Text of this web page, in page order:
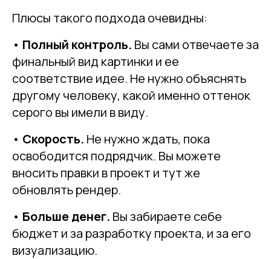
Плюсы такого подхода очевидны:
• Полный контроль. Вы сами отвечаете за
финальный вид картинки и ее
соответствие идее. Не нужно объяснять
другому человеку, какой именно оттенок
серого вы имели в виду.
• Скорость. Не нужно ждать, пока
освободится подрядчик. Вы можете
вносить правки в проект и тут же
обновлять рендер.
• Больше денег. Вы забираете себе
бюджет и за разработку проекта, и за его
визуализацию.